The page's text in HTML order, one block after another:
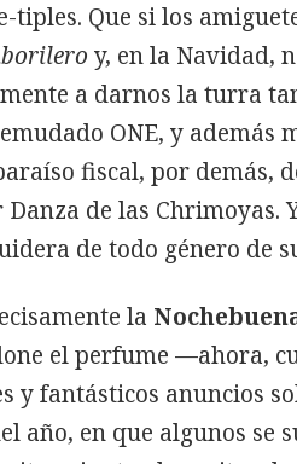
tiples. Que si los
y, en la Navidad,
a darnos la turra
ONE, y además
fiscal, por demás,
de las Chrimoyas.
de todo género de
la
el perfume —ahora,
y fantásticos anuncios
año, en que algunos se